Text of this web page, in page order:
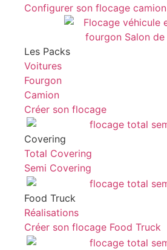
Configurer son flocage camion
Les Packs
Voitures
Fourgon
Camion
Créer son flocage
Covering
Total Covering
Semi Covering
Food Truck
Réalisations
Créer son flocage Food Truck